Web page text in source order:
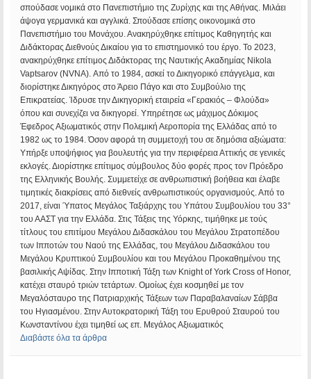
σπούδασε νομικά στο Πανεπιστήμιο της Ζυρίχης και της Αθήνας. Μιλάει
άψογα γερμανικά και αγγλικά. Σπούδασε επίσης οικονομικά στο
Πανεπιστήμιο του Μονάχου. Ανακηρύχθηκε επίτιμος Καθηγητής και
Διδάκτορας Διεθνούς Δικαίου για το επιστημονικό του έργο. Το 2023,
ανακηρύχθηκε επίτιμος Διδάκτορας της Ναυτικής Ακαδημίας Nikola
Vaptsarov (NVNA). Από το 1984, ασκεί το Δικηγορικό επάγγελμα, και
διορίστηκε Δικηγόρος στο Άρειο Πάγο και στο Συμβούλιο της
Επικρατείας. Ίδρυσε την Δικηγορική εταιρεία «Γερακιός – Φλούδα»
όπου και συνεχίζει να δικηγορεί. Υπηρέτησε ως μάχιμος Δόκιμος
Έφεδρος Αξιωματικός στην Πολεμική Αεροπορία της Ελλάδας από το
1982 ως το 1984. Όσον αφορά τη συμμετοχή του σε δημόσια αξιώματα:
Υπήρξε υποψήφιος για βουλευτής για την περιφέρεια Αττικής σε γενικές
εκλογές. Διορίστηκε επίτιμος σύμβουλος δύο φορές προς τον Πρόεδρο
της Ελληνικής Βουλής. Συμμετείχε σε ανθρωπιστική βοήθεια και έλαβε
τιμητικές διακρίσεις από διεθνείς ανθρωπιστικούς οργανισμούς. Από το
2017, είναι Ύπατος Μεγάλος Ταξιάρχης του Υπάτου Συμβουλίου του 33°
του ΑΑΣΤ για την Ελλάδα. Στις Τάξεις της Υόρκης, τιμήθηκε με τούς
τίτλους του επιτίμου Μεγάλου Διδασκάλου του Μεγάλου Στρατοπέδου
των Ιπποτών του Ναού της Ελλάδας, του Μεγάλου Διδασκάλου του
Μεγάλου Κρυπτικού Συμβουλίου και του Μεγάλου Προκαθημένου της
βασιλικής Αψίδας. Στην Ιπποτική Τάξη των Knight of York Cross of Honor,
κατέχει σταυρό τριών τετάρτων. Ομοίως έχει κοσμηθεί με τον
Μεγαλόσταυρο της Πατριαρχικής Τάξεων των Παραβαλαναίων Σάββα
του Ηγιασμένου. Στην Αυτοκρατορική Τάξη του Ερυθρού Σταυρού του
Κωνσταντίνου έχει τιμηθεί ως επ. Μεγάλος Αξιωματικός
Διαβάστε όλα τα άρθρα